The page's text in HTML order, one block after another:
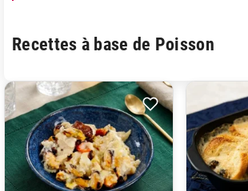
Recettes à base de Poisson